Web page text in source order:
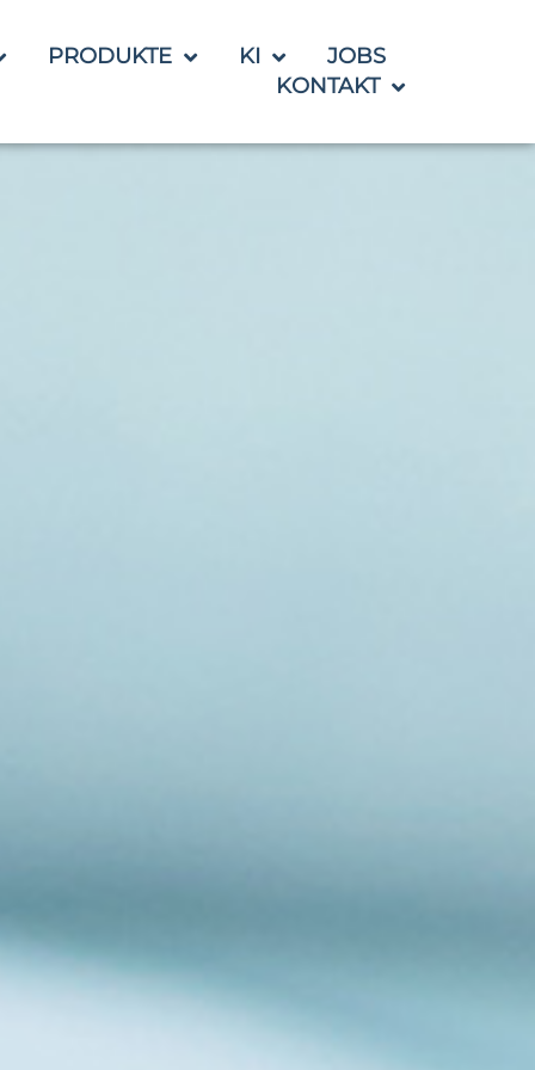
PRODUKTE KI
JOBS
KONTAKT